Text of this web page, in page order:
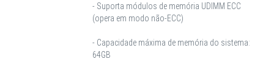
- Suporta módulos de memória UDIMM ECC
(opera em modo não-ECC)
- Capacidade máxima de memória do sistema:
64GB